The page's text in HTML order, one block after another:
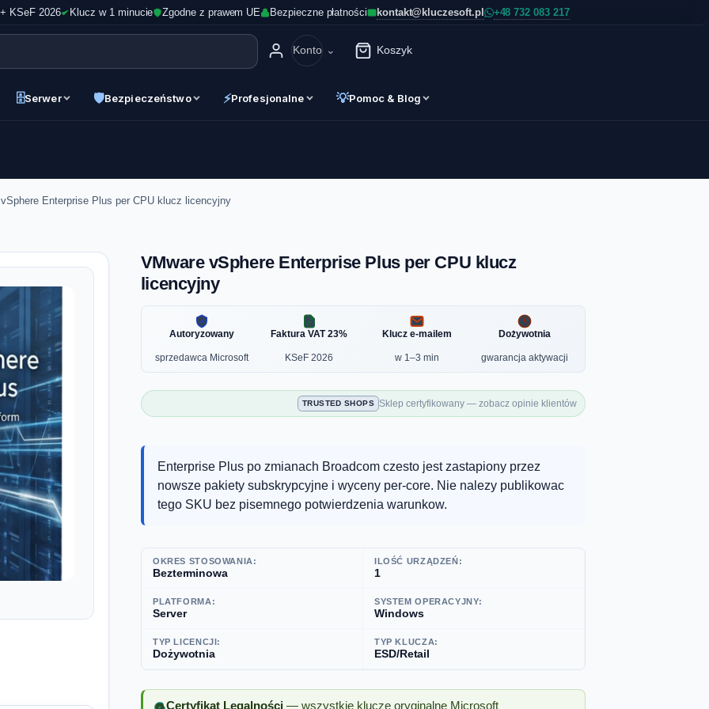
KSeF 2026 Klucz w 1 minucie Zgodne z prawem UE Bezpieczne płatności kontakt@kluczesoft.pl
Konto Koszyk
🗄Serwer 🛡Bezpieczeństwo ⚡Profesjonalne 💡Pomoc & Blog
Enterprise Plus per CPU klucz licencyjny
VMware vSphere Enterprise Plus per CPU klucz
licencyjny
Autoryzowany
sprzedawca Microsoft
Faktura VAT 23%
KSeF 2026
Klucz e-mailem
w 1–3 min
Dożywotnia
gwarancja aktywacji
TRUSTED SHOPS Sklep certyfikowany — zobacz opinie klientów
Certyfikat Legalności — wszystkie klucze oryginalne Microsoft
OKRES STOSOWANIA:
Bezterminowa
ILOŚĆ URZĄDZEŃ:
1
PLATFORMA:
Server
SYSTEM OPERACYJNY:
Windows
TYP LICENCJI:
Dożywotnia
TYP KLUCZA:
ESD/Retail
Enterprise Plus po zmianach Broadcom czesto jest zastapiony przez
nowsze pakiety subskrypcyjne i wyceny per-core. Nie nalezy publikowac
tego SKU bez pisemnego potwierdzenia warunkow.